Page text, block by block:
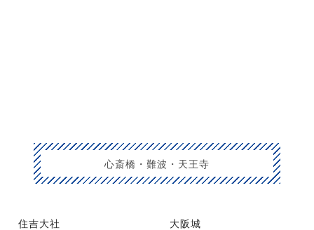
心斎橋・難波・天王寺
住吉大社 大阪城